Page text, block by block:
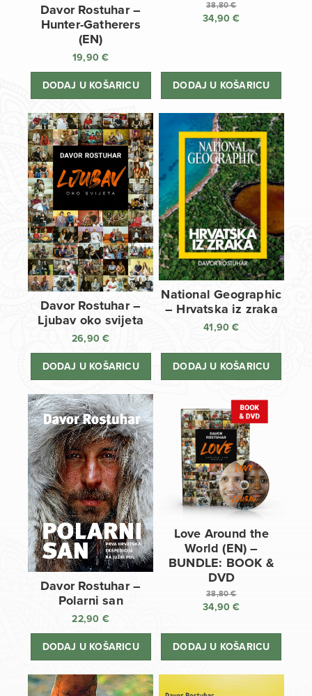
Davor Rostuhar –
Hunter-Gatherers
(EN)
19,90€
DODAJ U KOŠARICU
38,80€
Izvorna
38,80 €.
34,90€
34,90 €.
DODAJ U KOŠARICU
Davor Rostuhar –
Ljubav oko svijeta
26,90€
DODAJ U KOŠARICU
National Geographic
– Hrvatska iz zraka
41,90€
DODAJ U KOŠARICU
Davor Rostuhar –
Polarni san
22,90 €
DODAJ U KOŠARICU
Love Around the
World (EN) –
BUNDLE: BOOK &
DVD
38,80€
Izvorna
bila
34,90€
cijena
DODAJ U KOŠARICU